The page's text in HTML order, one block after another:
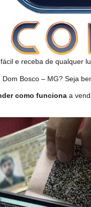
e receba de qualquer
Bosco – MG? Seja
como funciona a